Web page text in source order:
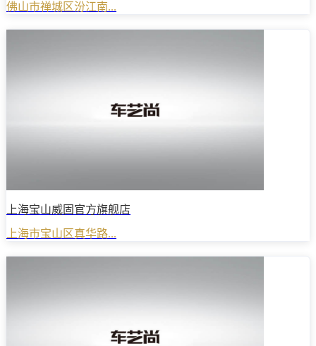
佛山市禅城区汾江南...
上海宝山威固官方旗舰店
上海市宝山区真华路...